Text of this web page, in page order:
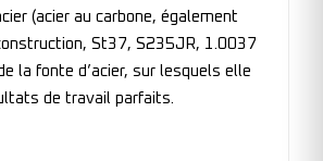
(acier au carbone, également
St37, S235JR, 1.0037
la fonte d’acier, sur lesquels elle
de travail parfaits.